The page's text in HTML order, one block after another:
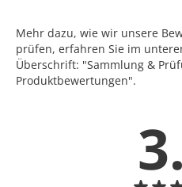
Mehr dazu, wie wir unsere
prüfen, erfahren Sie im
Überschrift: "Sammlung &
Produktbewertungen".